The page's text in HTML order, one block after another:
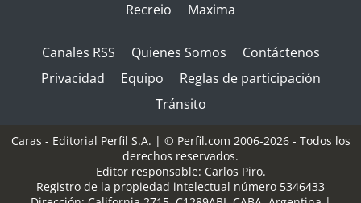
Recreio
Maxima
Canales RSS Quienes Somos
Contáctenos
Privacidad
Equipo
Reglas de participación
Tránsito
Caras - Editorial Perfil S.A. | © Perfil.com 2006-2026 - Todos los
derechos reservados.
Editor responsable: Carlos Piro.
Registro de la propiedad intelectual número 5346433